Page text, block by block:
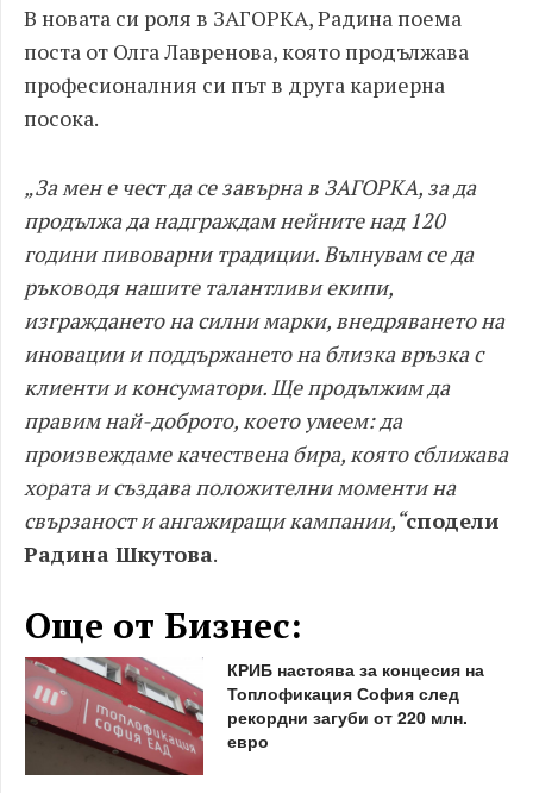
В новата си роля в ЗАГОРКА, Радина поема
поста от Олга Лавренова, която продължава
професионалния си път в друга кариерна
посока.
„За мен е чест да се завърна в ЗАГОРКА, за да
продължа да надграждам нейните над 120
години пивоварни традиции. Вълнувам се да
ръководя нашите талантливи екипи,
изграждането на силни марки, внедряването на
иновации и поддържането на близка връзка с
клиенти и консуматори. Ще продължим да
правим най-доброто, което умеем: да
произвеждаме качествена бира, която сближава
хората и създава положителни моменти на
свързаност и ангажиращи кампании,“сподели
Радина Шкутова.
Още от Бизнес:
КРИБ настоява за концесия на
Топлофикация София след
рекордни загуби от 220 млн.
евро